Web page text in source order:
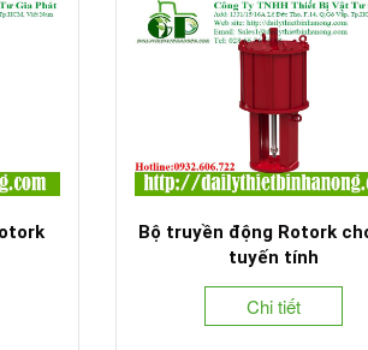
Bộ truyền động Rotork
tuyến tính
Chi tiết